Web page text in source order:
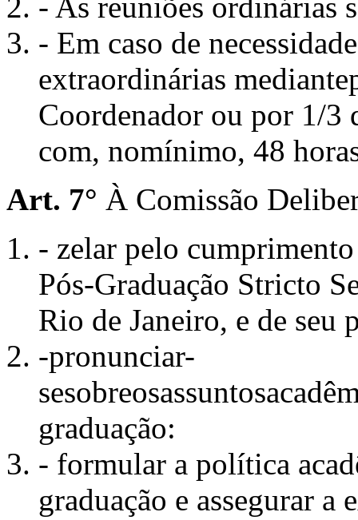
- As reuniões ordinárias
- Em caso de
extraordinárias
Coordenador ou por 1/3
com, nomínimo, 48
Art. 7° À Comissão
- zelar pelo
Pós-Graduação Stricto
Rio de Janeiro, e de seu
-pronunciar-
graduação:
- formular a política
graduação e assegurar a